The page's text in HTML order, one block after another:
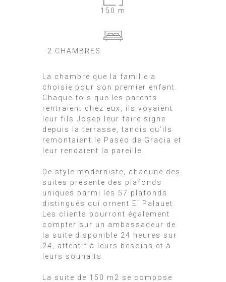
150 m
2 CHAMBRES
La chambre que la famille a
choisie pour son premier enfant.
Chaque fois que les parents
rentraient chez eux, ils voyaient
leur fils Josep leur faire signe
depuis la terrasse, tandis qu’ils
remontaient le Paseo de Gracia et
leur rendaient la pareille.
De style moderniste, chacune des
suites présente des plafonds
uniques parmi les 57 plafonds
distingués qui ornent El Palauet.
Les clients pourront également
compter sur un ambassadeur de
la suite disponible 24 heures sur
24, attentif à leurs besoins et à
leurs souhaits.
La suite de 150 m2 se compose